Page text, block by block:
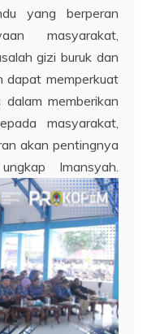
yang berperan
masyarakat,
gizi buruk dan
dapat memperkuat
memberikan
masyarakat,
akan pentingnya
Imansyah.